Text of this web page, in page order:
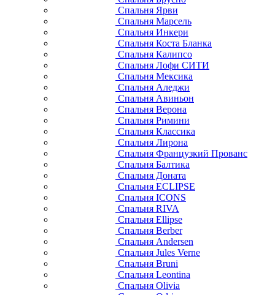
Спальня Ярви
Спальня Марсель
Спальня Инкери
Спальня Коста Бланка
Спальня Калипсо
Спальня Лофи СИТИ
Спальня Мексика
Спальня Аледжи
Спальня Авиньон
Спальня Верона
Спальня Римини
Спальня Классика
Спальня Лирона
Спальня Французкий Прованс
Спальня Балтика
Спальня Доната
Спальня ECLIPSE
Спальня ICONS
Спальня RIVA
Спальня Ellipse
Спальня Berber
Спальня Andersen
Спальня Jules Verne
Спальня Bruni
Спальня Leontina
Спальня Olivia